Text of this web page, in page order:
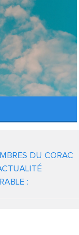
DU CORAC
: